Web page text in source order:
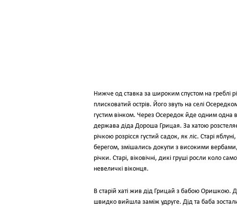
Нижче од ставка за широким спустом на греблі
плисковатий острів. Його звуть на селі
густим вінком. Через Осередок йде одним одна
держава діда Дороша Грицая. За хатою
річкою розрісся густий садок, як ліс. Старі
берегом, змішались докупи з високими вербами,
річки. Старі, віковічні, дикі груші росли коло
невеличкі віконця.
В старій хаті жив дід Грицай з бабою Оришкою.
швидко вийшла заміж удруге. Дід та баба